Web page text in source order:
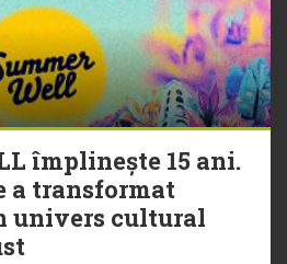
împlinește 15 ani.
a transformat
univers cultural